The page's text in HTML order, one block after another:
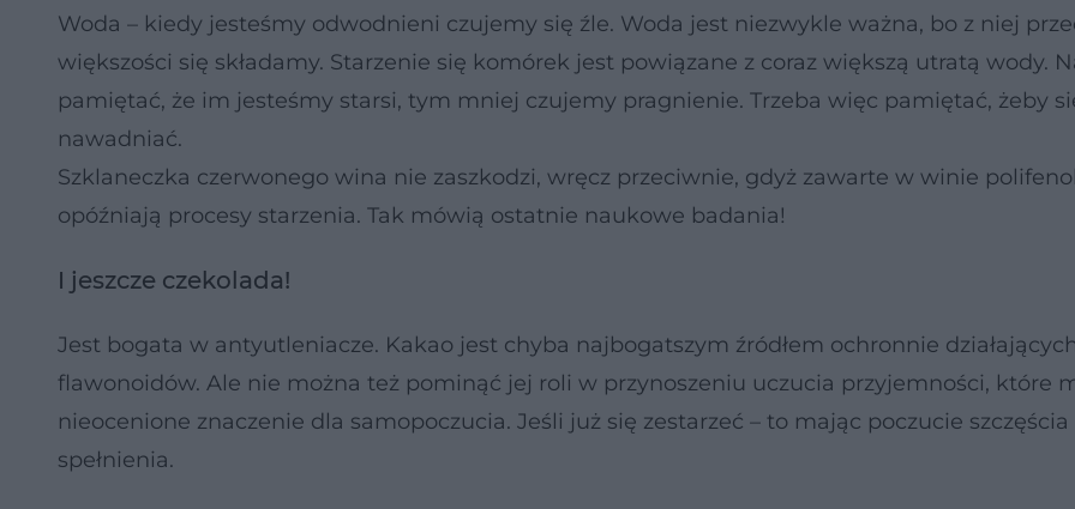
Woda – kiedy jesteśmy odwodnieni czujemy się źle. Woda jest niezwykle ważna, bo z niej
większości się składamy. Starzenie się komórek jest powiązane z coraz większą utratą wody.
pamiętać, że im jesteśmy starsi, tym mniej czujemy pragnienie. Trzeba więc pamiętać, żeby
nawadniać.
Szklaneczka czerwonego wina nie zaszkodzi, wręcz przeciwnie, gdyż zawarte w winie
opóźniają procesy starzenia. Tak mówią ostatnie naukowe badania!
I jeszcze czekolada!
Jest bogata w antyutleniacze. Kakao jest chyba najbogatszym źródłem ochronnie
flawonoidów. Ale nie można też pominąć jej roli w przynoszeniu uczucia przyjemności, które
nieocenione znaczenie dla samopoczucia. Jeśli już się zestarzeć – to mając poczucie szczęścia
spełnienia.